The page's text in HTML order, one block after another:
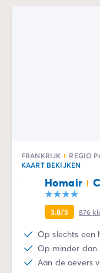
FRANKRIJK REGIO
KAART BEKIJKEN
Homair
3.8/5 876
Op slechts een
Op minder dan
Aan de oevers